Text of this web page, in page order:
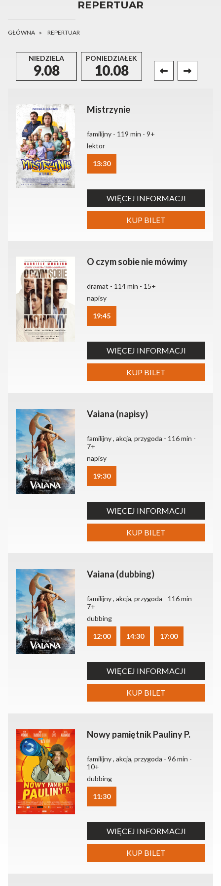
REPERTUAR
GŁÓWNA REPERTUAR
NIEDZIELA
9.08
PONIEDZIAŁEK
10.08 11.08
Mistrzynie
familijny - 119 min - 9+
lektor
13:30
WIĘCEJ INFORMACJI
KUP BILET
O czym sobie nie mówimy
dramat - 114 min - 15+
napisy
19:45
WIĘCEJ INFORMACJI
KUP BILET
Vaiana (napisy)
familijny , akcja, przygoda - 116 min -
7+
napisy
19:30
WIĘCEJ INFORMACJI
KUP BILET
Vaiana (dubbing)
familijny , akcja, przygoda - 116 min -
7+
dubbing
12:00 14:30 17:00
WIĘCEJ INFORMACJI
KUP BILET
Nowy pamiętnik Pauliny P.
familijny , akcja, przygoda - 96 min -
10+
dubbing
11:30
WIĘCEJ INFORMACJI
KUP BILET